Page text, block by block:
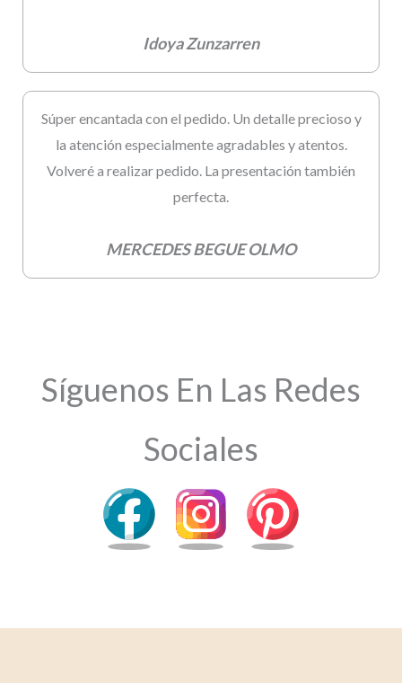
Idoya Zunzarren
Súper encantada con el pedido. Un detalle precioso y
la atención especialmente agradables y atentos.
Volveré a realizar pedido. La presentación también
perfecta.
MERCEDES BEGUE OLMO
Síguenos En Las Redes
Sociales